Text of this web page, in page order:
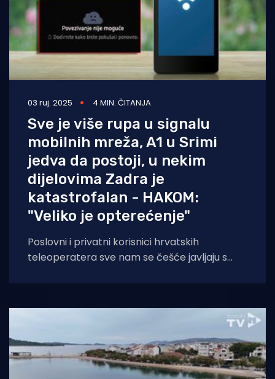
03 ruj. 2025 4 MIN. ČITANJA
Sve je više rupa u signalu
mobilnih mreža, A1 u Srimi
jedva da postoji, u nekim
dijelovima Zadra je
katastrofalan - HAKOM:
"Veliko je opterećenje"
Poslovni i privatni korisnici hrvatskih
teleoperatera sve nam se češće javljaju s
signala za